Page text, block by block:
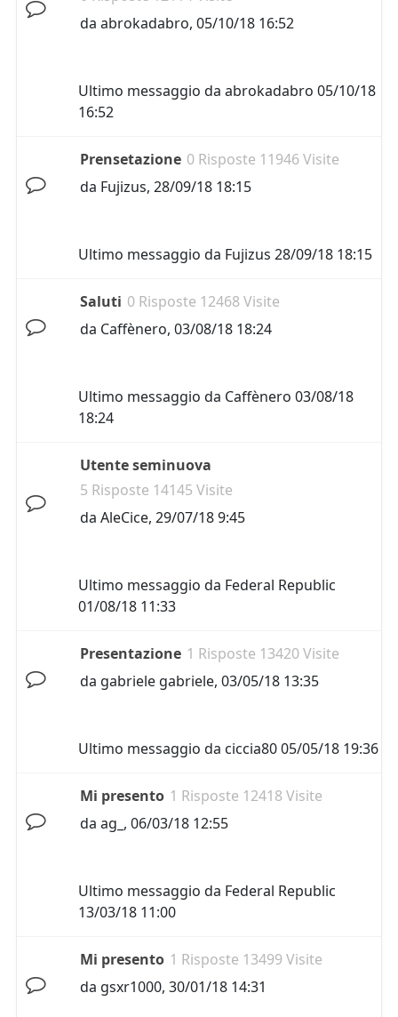
da abrokadabro, 05/10/18 16:52
Ultimo messaggio da abrokadabro 05/10/18
16:52
Prensetazione 0 Risposte 11946 Visite
da Fujizus, 28/09/18 18:15
Ultimo messaggio da Fujizus 28/09/18 18:15
Saluti 0 Risposte 12468 Visite
da Caffènero, 03/08/18 18:24
Ultimo messaggio da Caffènero 03/08/18
18:24
Utente seminuova
5 Risposte 14145 Visite
da AleCice, 29/07/18 9:45
Ultimo messaggio da Federal Republic
01/08/18 11:33
Presentazione 1 Risposte 13420 Visite
da gabriele gabriele, 03/05/18 13:35
Ultimo messaggio da ciccia8005/05/18 19:36
Mi presento 1 Risposte 12418 Visite
da ag_ , 06/03/18 12:55
Ultimo messaggio da Federal Republic
13/03/18 11:00
Mi presento 1 Risposte 13499 Visite
da gsxr1000, 30/01/18 14:31